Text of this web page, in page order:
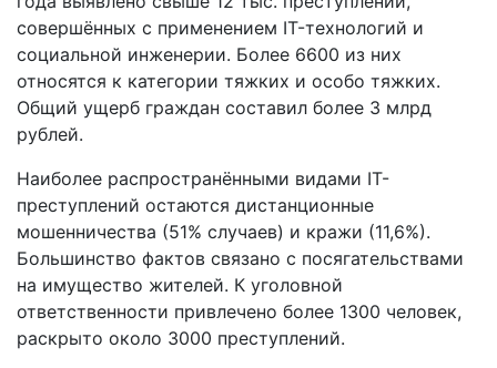
совершённых с применением IT-технологий и
социальной инженерии. Более 6600 из них
относятся к категории тяжких и особо тяжких.
Общий ущерб граждан составил более 3 млрд
рублей.
Наиболее распространёнными видами IT-
преступлений остаются дистанционные
мошенничества (51% случаев) и кражи (11,6%).
Большинство фактов связано с посягательствами
на имущество жителей. К уголовной
ответственности привлечено более 1300 человек,
раскрыто около 3000 преступлений.